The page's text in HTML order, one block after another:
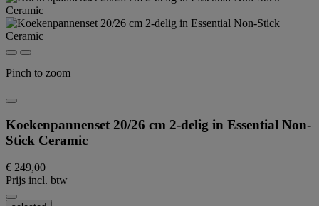
Pinch to zoom
Koekenpannenset 20/26 cm 2-delig in Essential Non-
Stick Ceramic
€ 249,00
Prijs incl. btw